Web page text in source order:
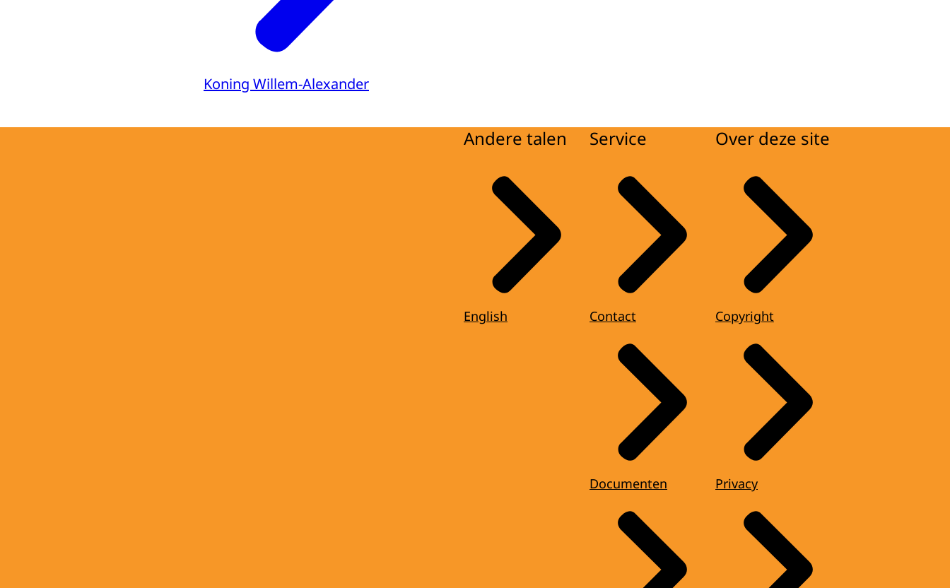
Koning Willem-Alexander
Andere talen
English
Service
Contact
Documenten
Over deze site
Copyright
Privacy